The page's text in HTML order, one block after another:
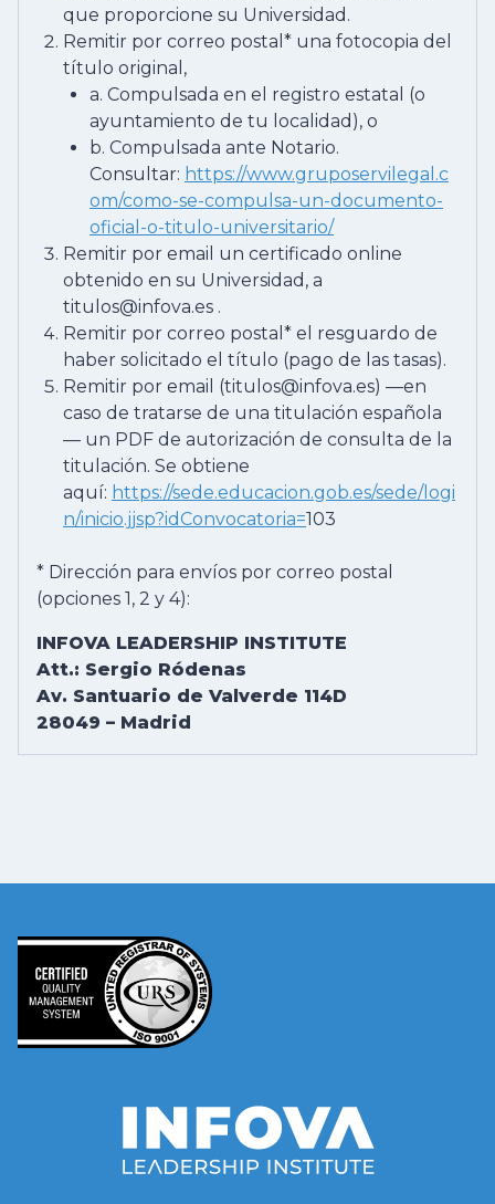
que proporcione su Universidad.
Remitir por correo postal* una fotocopia del
título original,
a. Compulsada en el registro estatal (o
ayuntamiento de tu localidad), o
b. Compulsada ante Notario.
Consultar: https://www.gruposervilegal.c
om/como-se-compulsa-un-documento-
oficial-o-titulo-universitario/
Remitir por email un certificado online
obtenido en su Universidad, a
titulos@infova.es .
Remitir por correo postal* el resguardo de
haber solicitado el título (pago de las tasas).
Remitir por email (titulos@infova.es) —en
caso de tratarse de una titulación española
— un PDF de autorización de consulta de la
titulación. Se obtiene
aquí: https://sede.educacion.gob.es/sede/logi
n/inicio.jjsp?idConvocatoria=103
* Dirección para envíos por correo postal
(opciones 1, 2 y 4):
INFOVA LEADERSHIP INSTITUTE
Att.: Sergio Ródenas
Av. Santuario de Valverde 114D
28049 – Madrid